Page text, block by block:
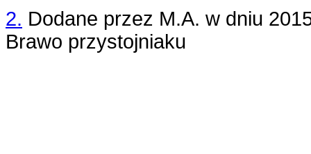
2. Dodane przez M.A. w dniu
Brawo przystojniaku